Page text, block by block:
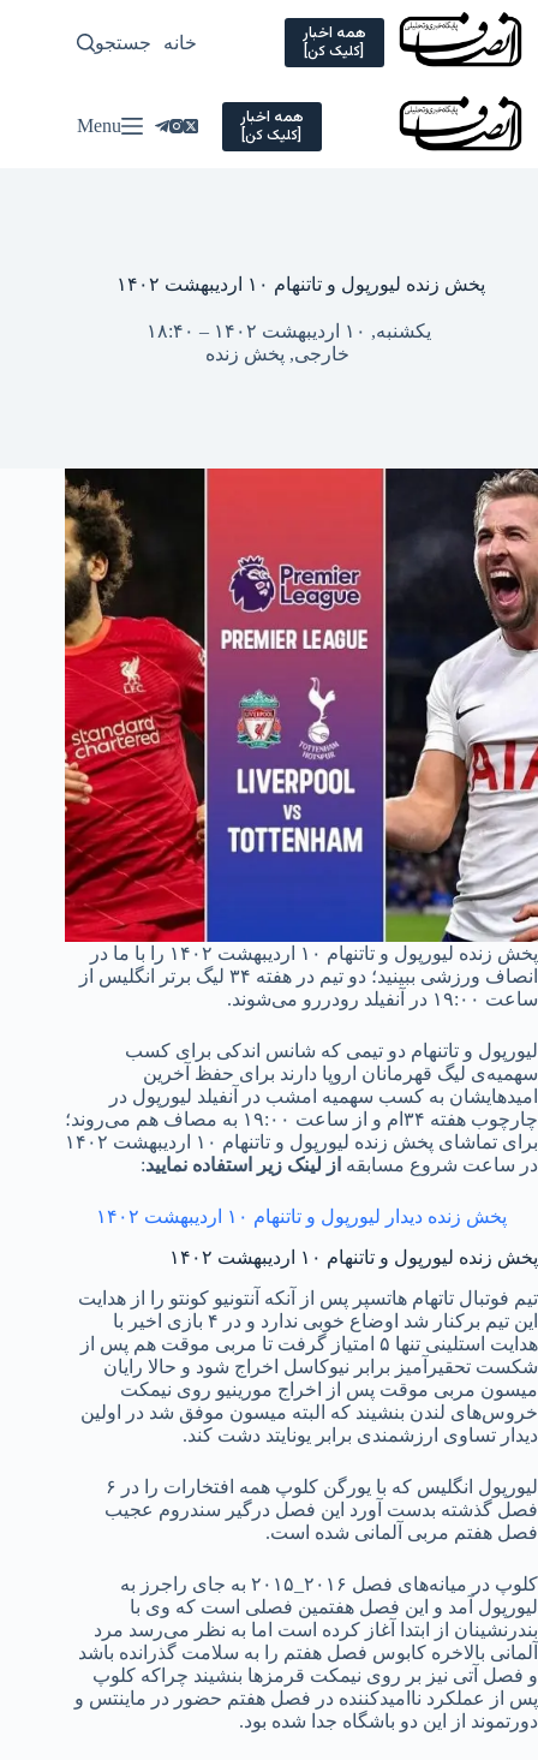
Skip
content
همه اخبار
[کلیک کن] خانه سیاسی
جستجو
همه اخبار
[کلیک کن] Menu
پخش زنده لیورپول و تاتنهام ۱۰ اردیبهشت ۱۴۰۲
یکشنبه, ۱۰ اردیبهشت ۱۴۰۲ – ۱۸:۴۰
خارجی, پخش زنده
پخش زنده لیورپول و تاتنهام ۱۰ اردیبهشت ۱۴۰۲ را با ما در
انصاف ورزشی ببینید؛ دو تیم در هفته ۳۴ لیگ برتر انگلیس از
ساعت ۱۹:۰۰ در آنفیلد رودررو می‌شوند.
لیورپول و تاتنهام دو تیمی که شانس اندکی برای کسب
سهمیه‌ی لیگ قهرمانان اروپا دارند برای حفظ آخرین
امید‌هایشان به کسب سهمیه امشب در آنفیلد لیورپول در
چارچوب هفته ۳۴ام و از ساعت ۱۹:۰۰ به مصاف هم می‌روند؛
برای تماشای پخش زنده لیورپول و تاتنهام ۱۰ اردیبهشت ۱۴۰۲
در ساعت شروع مسابقه از لینک زیر استفاده نمایید:
پخش زنده دیدار لیورپول و تاتنهام ۱۰ اردیبهشت ۱۴۰۲
پخش زنده لیورپول و تاتنهام ۱۰ اردیبهشت ۱۴۰۲
تیم فوتبال تاتهام هاتسپر پس از آنکه آنتونیو کونتو را از هدایت
این تیم برکنار شد اوضاع خوبی ندارد و در ۴ بازی اخیر با
هدایت استلینی تنها ۵ امتیاز گرفت تا مربی موقت هم پس از
شکست تحقیرآمیز برابر نیوکاسل اخراج شود و حالا رایان
میسون مربی موقت پس از اخراج مورینیو روی نیمکت
خروس‌های لندن بنشیند که البته میسون موفق شد در اولین
دیدار تساوی ارزشمندی برابر یونایتد دشت کند.
لیورپول انگلیس که با یورگن کلوپ همه افتخارات را در ۶
فصل گذشته بدست آورد این فصل درگیر سندروم عجیب
فصل هفتم مربی آلمانی شده است.
کلوپ در میانه‌های فصل ۲۰۱۶_۲۰۱۵ به جای راجرز به
لیورپول آمد و این فصل هفتمین فصلی است که وی با
بندرنشینان از ابتدا آغاز کرده است اما به نظر می‌رسد مرد
آلمانی بالاخره کابوس فصل هفتم را به سلامت گذرانده باشد
و فصل آتی نیز بر روی نیمکت قرمزها بنشیند چراکه کلوپ
پس از عملکرد ناامیدکننده در فصل هفتم حضور در ماینتس و
دورتموند از این دو باشگاه جدا شده بود.